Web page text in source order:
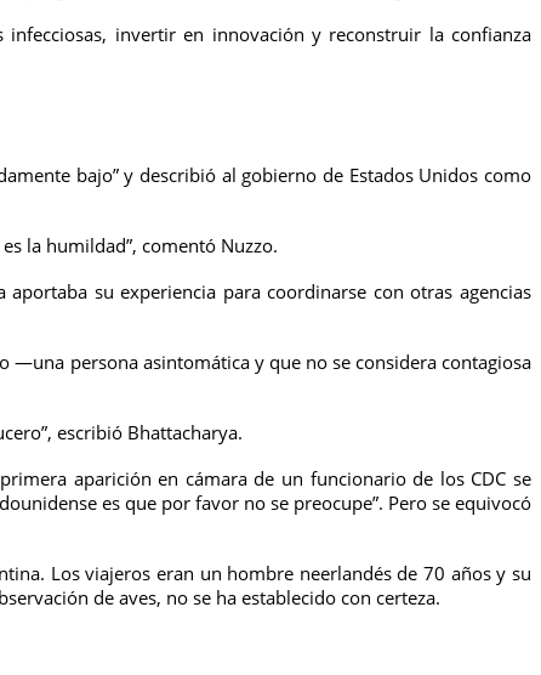
invertir en innovación y reconstruir la confianza
bajo” y describió al gobierno de Estados Unidos como
la humildad”, comentó Nuzzo.
su experiencia para coordinarse con otras agencias
—una persona asintomática y que no se considera contagiosa
escribió Bhattacharya.
aparición en cámara de un funcionario de los CDC se
es que por favor no se preocupe”. Pero se equivocó
Los viajeros eran un hombre neerlandés de 70 años y su
de aves, no se ha establecido con certeza.